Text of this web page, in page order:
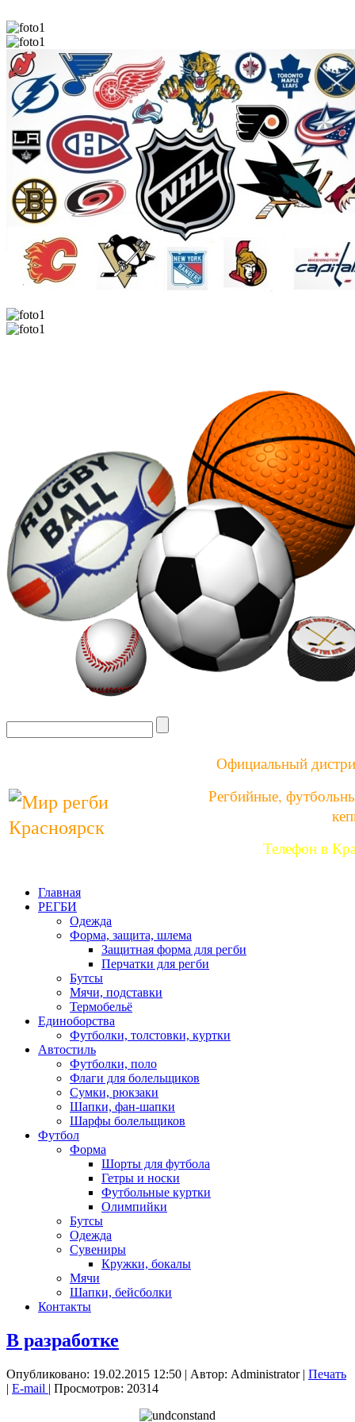
Официальный
Регбийные,
Телефон в
Главная
РЕГБИ
Одежда
Форма, защита, шлема
Защитная форма для регби
Перчатки для регби
Бутсы
Мячи, подставки
Термобельё
Единоборства
Футболки, толстовки, куртки
Автостиль
Футболки, поло
Флаги для болельщиков
Сумки, рюкзаки
Шапки, фан-шапки
Шарфы болельщиков
Футбол
Форма
Шорты для футбола
Гетры и носки
Футбольные куртки
Олимпийки
Бутсы
Одежда
Сувениры
Кружки, бокалы
Мячи
Шапки, бейсболки
Контакты
В разработке
Опубликовано: 19.02.2015 12:50 | Автор: Administrator| Печать
| E-mail | Просмотров: 20314